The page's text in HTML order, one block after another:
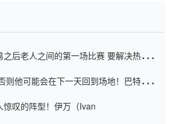
后老人之间的第一场比赛 要解决热情的
则他可能会在下一天回到场地！巴特勒迈
叹的阵型！伊万（Ivan